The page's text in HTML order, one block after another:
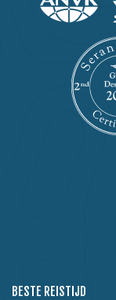
BESTE REISTIJD